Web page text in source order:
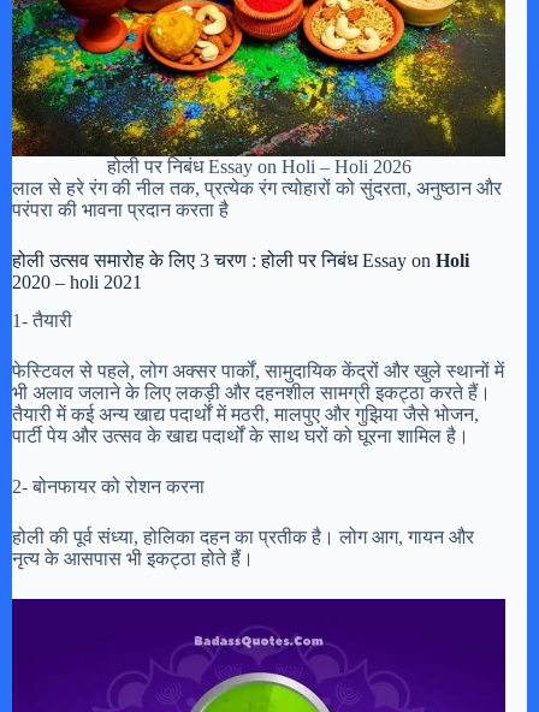
होली पर निबंध Essay on Holi – Holi 2026
लाल से हरे रंग की नील तक, प्रत्येक रंग त्योहारों को सुंदरता, अनुष्ठान और
परंपरा की भावना प्रदान करता है
होली उत्सव समारोह के लिए 3 चरण : होली पर निबंध Essay on Holi
2020 – holi 2021
1- तैयारी
फेस्टिवल से पहले, लोग अक्सर पार्कों, सामुदायिक केंद्रों और खुले स्थानों में
भी अलाव जलाने के लिए लकड़ी और दहनशील सामग्री इकट्ठा करते हैं।
तैयारी में कई अन्य खाद्य पदार्थों में मठरी, मालपुए और गुझिया जैसे भोजन,
पार्टी पेय और उत्सव के खाद्य पदार्थों के साथ घरों को घूरना शामिल है।
2- बोनफायर को रोशन करना
होली की पूर्व संध्या, होलिका दहन का प्रतीक है। लोग आग, गायन और
नृत्य के आसपास भी इकट्ठा होते हैं।